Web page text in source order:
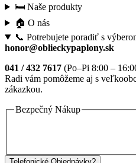
🛏️ Naše produkty
🏠 O nás
📞 Potrebujete poradiť s
honor@oblieckypaplony.sk
041 / 432 7617 (Po–Pi 8:00 –
Radi vám pomôžeme aj s
zákazkou.
Bezpečný Nákup